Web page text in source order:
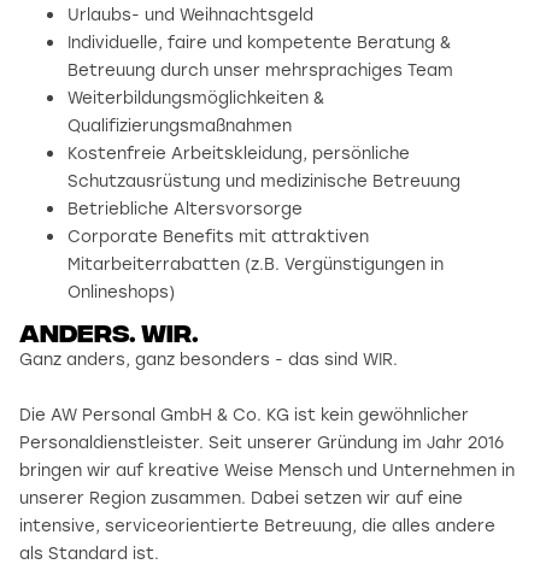
Urlaubs- und Weihnachtsgeld
Individuelle, faire und kompetente Beratung &
Betreuung durch unser mehrsprachiges Team
Weiterbildungsmöglichkeiten &
Qualifizierungsmaßnahmen
Kostenfreie Arbeitskleidung, persönliche
Schutzausrüstung und medizinische Betreuung
Betriebliche Altersvorsorge
Corporate Benefits mit attraktiven
Mitarbeiterrabatten (z.B. Vergünstigungen in
Onlineshops)
Anders. wir.
Ganz anders, ganz besonders - das sind WIR.
Die AW Personal GmbH & Co. KG ist kein gewöhnlicher
Personaldienstleister. Seit unserer Gründung im Jahr 2016
bringen wir auf kreative Weise Mensch und Unternehmen in
unserer Region zusammen. Dabei setzen wir auf eine
intensive, serviceorientierte Betreuung, die alles andere
als Standard ist.